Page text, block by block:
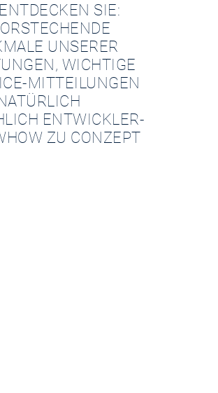
SIE:
UNSERER
WICHTIGE
MITTEILUNGEN
ENTWICKLER-
ZU CONZEPT